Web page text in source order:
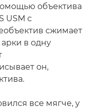
объектива
USM с
сжимает
в одну
он,
все мягче, у